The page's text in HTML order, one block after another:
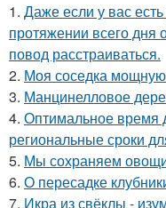
1. Даже если у вас
протяжении всего дня
повод расстраиваться.
2. Моя соседка
3. Манцинелловое
4. Оптимальное время
региональные сроки
5. Мы сохраняем
6. О пересадке
7. Икра из свёклы -